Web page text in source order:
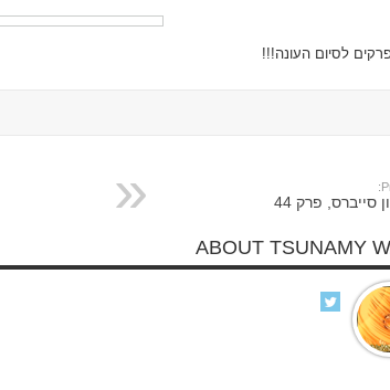
סייברס, פרק 44
ABOUT TSUNAMY